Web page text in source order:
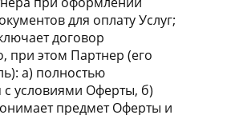
для оплату Услуг;
договор
при этом Партнер (его
а) полностью
с условиями Оферты, б)
предмет Оферты и